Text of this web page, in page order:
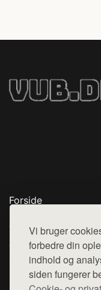
Vi bruger
forbedre din
indhold og
siden fungerer
Forside
Top Rabatter
Jotun maling
Kontakt